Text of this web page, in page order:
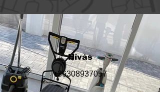
Hívás
+36308937057